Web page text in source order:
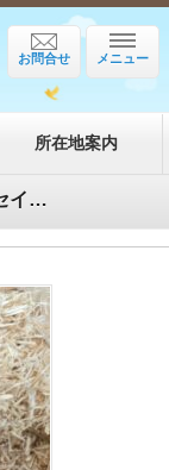
メニュー
お問合せ
所在地案内
マメルリハ コザクラ セキセイ カナリア